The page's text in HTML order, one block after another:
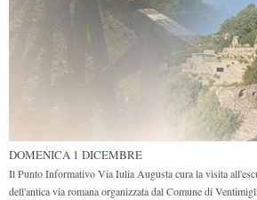
DOMENICA 1 DICEMBRE
Il Punto Informativo Via Iulia Augusta cura la visita
dell'antica via romana organizzata dal Comune di